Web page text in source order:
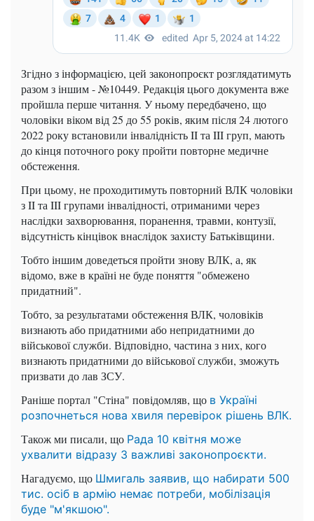
Згідно з інформацією, цей законопроєкт розглядатимуть
разом з іншим - №10449. Редакція цього документа вже
пройшла перше читання. У ньому передбачено, що
чоловіки віком від 25 до 55 років, яким після 24 лютого
2022 року встановили інвалідність II та III груп, мають
до кінця поточного року пройти повторне медичне
обстеження.
При цьому, не проходитимуть повторний ВЛК чоловіки
з II та III групами інвалідності, отриманими через
наслідки захворювання, поранення, травми, контузії,
відсутність кінцівок внаслідок захисту Батьківщини.
Тобто іншим доведеться пройти знову ВЛК, а, як
відомо, вже в країні не буде поняття "обмежено
придатний".
Тобто, за результатами обстеження ВЛК, чоловіків
визнають або придатними або непридатними до
військової служби. Відповідно, частина з них, кого
визнають придатними до військової служби, зможуть
призвати до лав ЗСУ.
Раніше портал "Стіна" повідомляв, що в Україні
розпочнеться нова хвиля перевірок рішень ВЛК.
Також ми писали, що Рада 10 квітня може
ухвалити відразу 3 важливі законопроєкти.
Нагадуємо, що Шмигаль заявив, що набирати 500
тис. осіб в армію немає потреби, мобілізація
буде "м'якшою".